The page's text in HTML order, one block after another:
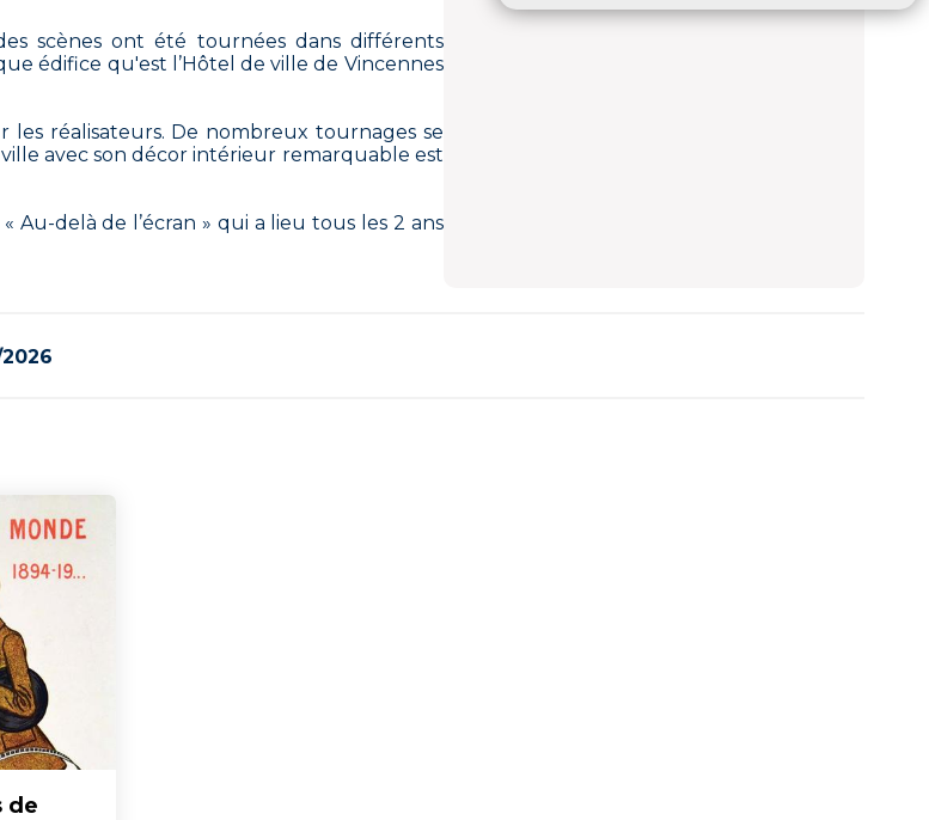
scènes ont été tournées dans différents
édifice qu'est l’Hôtel de ville de Vincennes
les réalisateurs. De nombreux tournages se
avec son décor intérieur remarquable est
Au-delà de l’écran » qui a lieu tous les 2 ans
de